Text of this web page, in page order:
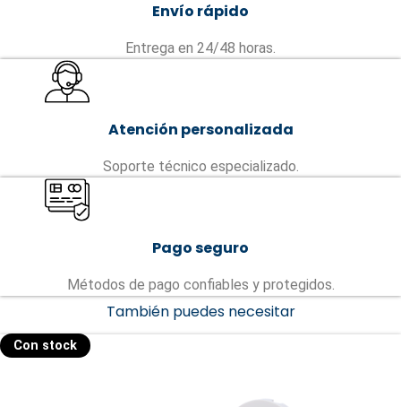
Envío rápido
Entrega en 24/48 horas.
Atención personalizada
Soporte técnico especializado.
Pago seguro
Métodos de pago confiables y protegidos.
También puedes necesitar
Con stock